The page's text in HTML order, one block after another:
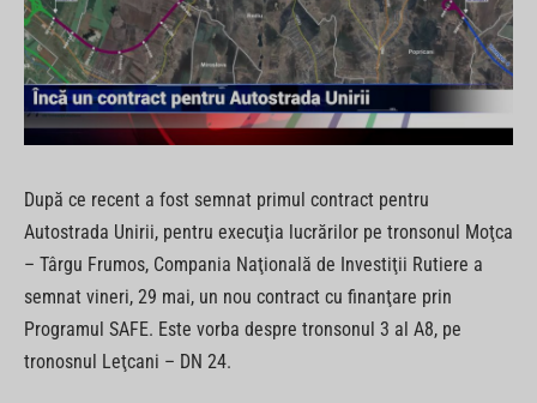
După ce recent a fost semnat primul contract pentru
Autostrada Unirii, pentru execuţia lucrărilor pe tronsonul Moţca
– Târgu Frumos, Compania Naţională de Investiţii Rutiere a
semnat vineri, 29 mai, un nou contract cu finanţare prin
Programul SAFE. Este vorba despre tronsonul 3 al A8, pe
tronosnul Leţcani – DN 24.